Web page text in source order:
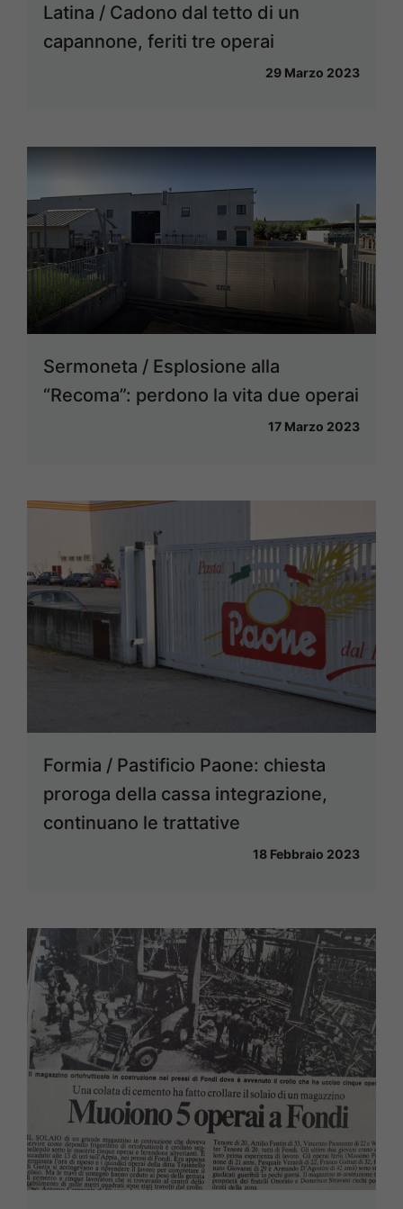
Latina / Cadono dal tetto di un
capannone, feriti tre operai
29 Marzo 2023
Sermoneta / Esplosione alla
“Recoma”: perdono la vita due operai
17 Marzo 2023
Formia / Pastificio Paone: chiesta
proroga della cassa integrazione,
continuano le trattative
18 Febbraio 2023